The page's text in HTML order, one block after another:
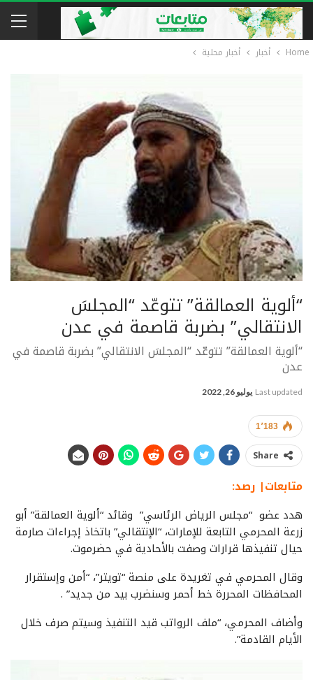
Home أخبار أخبار محلية
“ألوية العمالقة” تتوعّد “المجلسَ
الانتقالي” بضربة قاصمة في عدن
“ألوية العمالقة” تتوعّد “المجلسَ الانتقالي” بضربة قاصمة في
عدن
Last updated يوليو 26, 2022
1٬183
Share
متابعات| رصد:
هدد عضو “مجلس الرياض الرئاسي” وقائد “ألوية العمالقة” أبو
زرعة المحرمي التابعة للإمارات، “الإنتقالي” باتخاذ إجراءات صارمة
حيال تنفيذها قرارات وصفت بالأحادية في حضرموت.
وقال المحرمي في تغريدة على منصة “تويتر”، “أمن وإستقرار
المحافظات المحررة خط أحمر وسنضرب بيد من جديد” .
وأضاف المحرمي، “ملف الرواتب قيد التنفيذ وسيتم صرف خلال
الأيام القادمة”.